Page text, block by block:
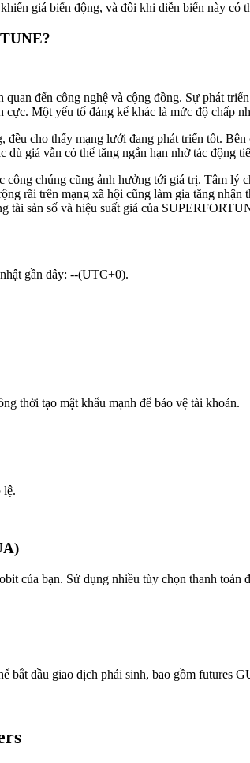
giá biến động, và đôi khi diễn biến này có
đến công nghệ và cộng đồng. Sự phát
Một yếu tố đáng kể khác là mức độ chấp
cho thấy mạng lưới đang phát triển tốt.
giá vẫn có thể tăng ngắn hạn nhờ tác động
chúng cũng ảnh hưởng tới giá trị. Tâm lý
rãi trên mạng xã hội cũng làm gia tăng
tài sản số và hiệu suất giá của
gần đây: --(UTC+0).
thời tạo mật khẩu mạnh để bảo vệ tài khoản.
lệ.
của bạn. Sử dụng nhiều tùy chọn thanh
đầu giao dịch phái sinh, bao gồm futures